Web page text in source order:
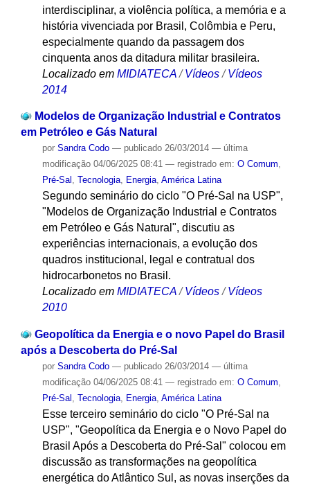
interdisciplinar, a violência política, a memória e a
história vivenciada por Brasil, Colômbia e Peru,
especialmente quando da passagem dos
cinquenta anos da ditadura militar brasileira.
Localizado em MIDIATECA /Vídeos /Vídeos
2014
Modelos de Organização Industrial e Contratos
em Petróleo e Gás Natural
por Sandra Codo — publicado26/03/2014 — última
modificação04/06/2025 08:41 — registrado em: O Comum,
Pré-Sal , Tecnologia, Energia, América Latina
Segundo seminário do ciclo "O Pré-Sal na USP",
"Modelos de Organização Industrial e Contratos
em Petróleo e Gás Natural", discutiu as
experiências internacionais, a evolução dos
quadros institucional, legal e contratual dos
hidrocarbonetos no Brasil.
Localizado em MIDIATECA / Vídeos / Vídeos
2010
Geopolítica da Energia e o novo Papel do Brasil
após a Descoberta do Pré-Sal
por Sandra Codo — publicado26/03/2014 — última
modificação04/06/2025 08:41 — registrado em: O Comum,
Pré-Sal , Tecnologia, Energia, América Latina
Esse terceiro seminário do ciclo "O Pré-Sal na
USP", "Geopolítica da Energia e o Novo Papel do
Brasil Após a Descoberta do Pré-Sal" colocou em
discussão as transformações na geopolítica
energética do Atlântico Sul, as novas inserções da